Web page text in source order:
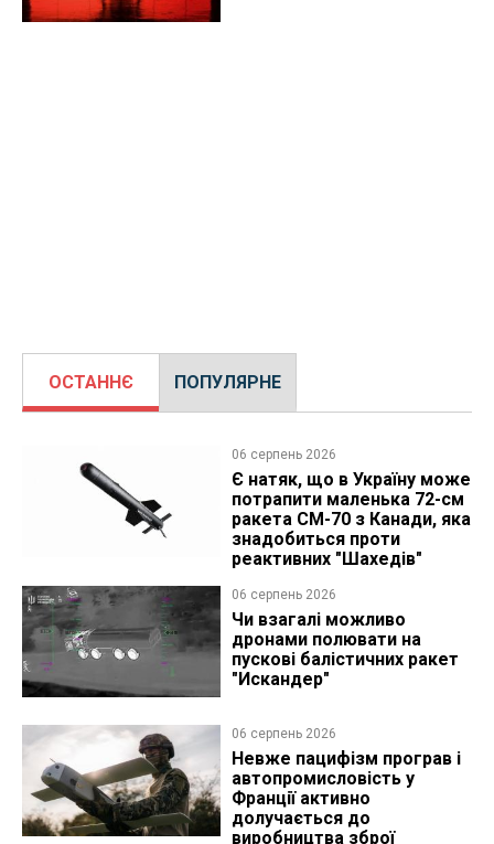
ОСТАННЄ ПОПУЛЯРНЕ
06 серпень 2026
Є натяк, що в Україну може
потрапити маленька 72-см
ракета CM-70 з Канади, яка
знадобиться проти
реактивних "Шахедів"
06 серпень 2026
Чи взагалі можливо
дронами полювати на
пускові балістичних ракет
"Искандер"
06 серпень 2026
Невже пацифізм програв і
автопромисловість у
Франції активно
долучається до
виробництва зброї